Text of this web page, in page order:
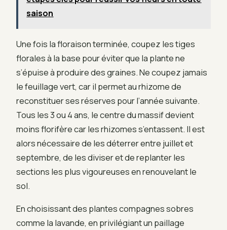
saison
Une fois la floraison terminée, coupez les tiges
florales à la base pour éviter que la plante ne
s’épuise à produire des graines. Ne coupez jamais
le feuillage vert, car il permet au rhizome de
reconstituer ses réserves pour l’année suivante.
Tous les 3 ou 4 ans, le centre du massif devient
moins florifère car les rhizomes s’entassent. Il est
alors nécessaire de les déterrer entre juillet et
septembre, de les diviser et de replanter les
sections les plus vigoureuses en renouvelant le
sol.
En choisissant des plantes compagnes sobres
comme la lavande, en privilégiant un paillage